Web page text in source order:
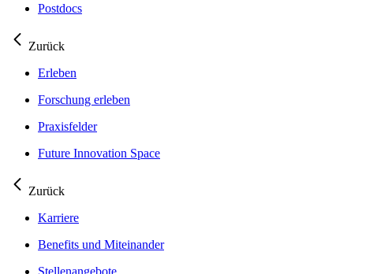
Postdocs
Zurück
Erleben
Forschung erleben
Praxisfelder
Future Innovation Space
Zurück
Karriere
Benefits und Miteinander
Stellenangebote